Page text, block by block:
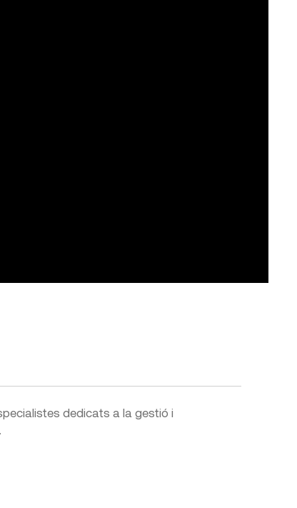
dedicats a la gestió i